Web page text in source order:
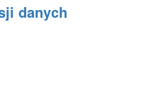
danych